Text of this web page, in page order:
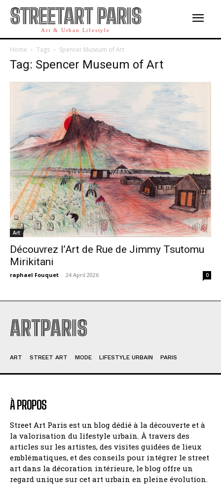
STREETART PARIS
Art & Urban Lifestyle
Home Tags Spencer Museum of Art
Tag: Spencer Museum of Art
Art
Découvrez l’Art de Rue de Jimmy Tsutomu
Mirikitani
raphael Fouquet - 24 April 2026 0
ARTPARIS
ART STREET ART MODE LIFESTYLE URBAIN PARIS
À PROPOS
Street Art Paris est un blog dédié à la découverte et à
la valorisation du lifestyle urbain. À travers des
articles sur les artistes, des visites guidées de lieux
emblématiques, et des conseils pour intégrer le street
art dans la décoration intérieure, le blog offre un
regard unique sur cet art urbain en pleine évolution.